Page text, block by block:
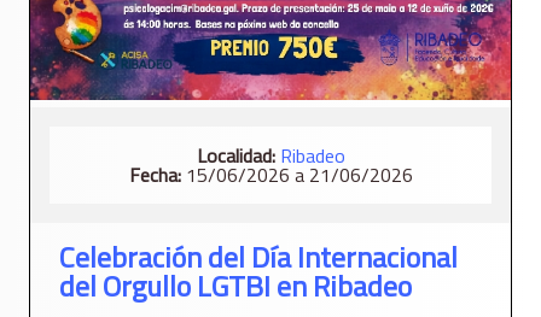
Localidad: Ribadeo
Fecha:15/06/2026 a 21/06/2026
Celebración del Día Internacional
del Orgullo LGTBI en Ribadeo